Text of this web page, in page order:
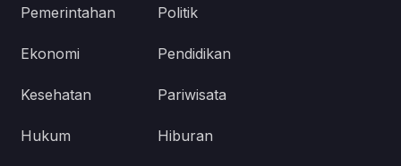
Pemerintahan Politik
Ekonomi Pendidikan
Kesehatan Pariwisata
Hukum Hiburan